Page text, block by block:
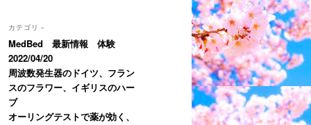
カテゴリ－
MedBed 最新情報 体験
2022/04/20
周波数発生器のドイツ、フラン
スのフラワー、イギリスのハー
ブ
オーリングテストで薬が効く、